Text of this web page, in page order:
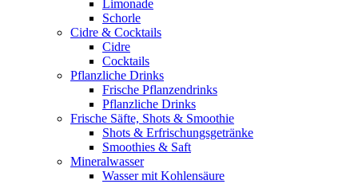
Limonade
Schorle
Cidre & Cocktails
Cidre
Cocktails
Pflanzliche Drinks
Frische Pflanzendrinks
Pflanzliche Drinks
Frische Säfte, Shots & Smoothie
Shots & Erfrischungsgetränke
Smoothies & Saft
Mineralwasser
Wasser mit Kohlensäure